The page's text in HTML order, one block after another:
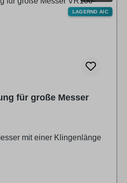
LAGERND AIC
für große Messer
mit einer Klingenlänge